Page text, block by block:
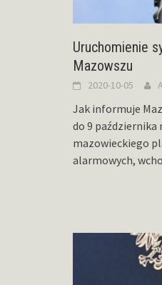
Uruchomienie
Mazowszu
2020-10-05
Jak informuje
do 9
mazowieckiego
alarmowych,